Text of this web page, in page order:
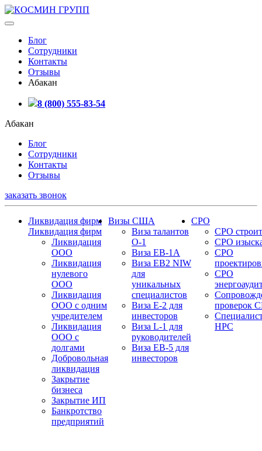
Блог
Сотрудники
Контакты
Отзывы
Абакан
8 (800) 555-83-54
Абакан
Блог
Сотрудники
Контакты
Отзывы
заказать звонок
Ликвидация фирм
Ликвидация фирм
Ликвидация
ООО
Ликвидация
нулевого
ООО
Ликвидация
ООО с одним
учредителем
Ликвидация
ООО с
долгами
Добровольная
ликвидация
Закрытие
бизнеса
Закрытие ИП
Банкротство
предприятий
Визы США
Виза талантов
О-1
Виза EB-1A
Виза EB2 NIW
для
уникальных
специалистов
Виза E-2 для
инвесторов
Виза L-1 для
руководителей
Виза EB-5 для
инвесторов
СРО
СРО
СРО
СРО
СРО
проверок
НРС